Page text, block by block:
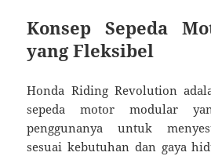
Konsep Sepeda
yang Fleksibel
Honda Riding Revolution
sepeda motor modular
penggunanya untuk
sesuai kebutuhan dan gaya